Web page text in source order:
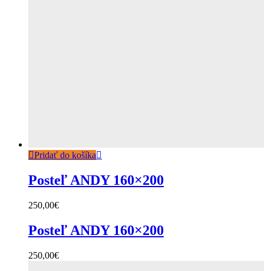
Pridať do košíka
Posteľ ANDY 160×200
250,00€
Posteľ ANDY 160×200
250,00€